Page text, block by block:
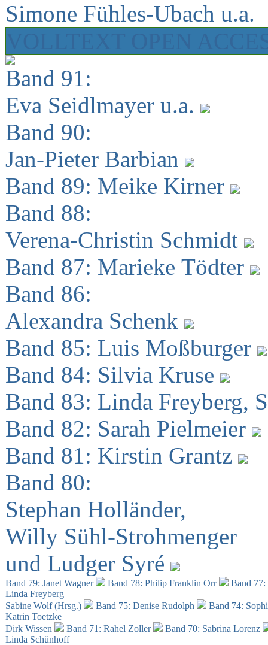
Simone Fühles-Ubach u.a.
Band 91:
Eva Seidlmayer u.a.
Band 90:
Jan-Pieter Barbian
Band 89: Meike Kirner
Band 88:
Verena-Christin Schmidt
Band 87: Marieke Tödter
Band 86:
Alexandra Schenk
Band 85: Luis Moßburger
Band 84: Silvia Kruse
Band 83: Linda Freyberg,
Band 82: Sarah Pielmeier
Band 81: Kirstin Grantz
Band 80:
Stephan Holländer,
Willy Sühl-Strohmenger
und Ludger Syré
Band 79: Janet Wagner Band 78: Philip Franklin Orr
Band
Linda Freyberg
Sabine Wolf (Hrsg.)
Band 75: Denise Rudolph
Band 74:
Katrin Toetzke
Dirk Wissen
Band 71: Rahel Zoller
Band 70: Sabrina Lorenz
Linda Schünhoff